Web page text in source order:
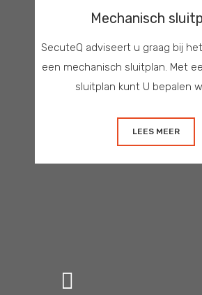
Mechanisch
SecuteQ adviseert u graag bij
een mechanisch sluitplan. Met
sluitplan kunt U bepalen
LEES MEER